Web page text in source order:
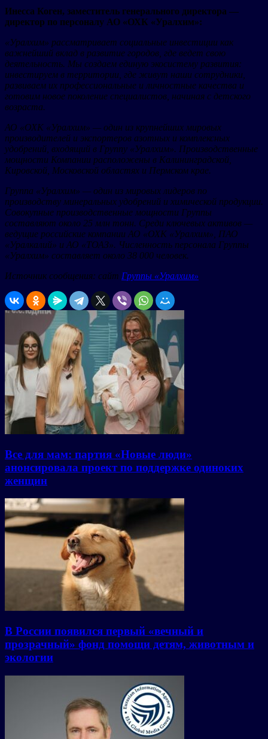
Инесса Коген, заместитель генерального директора —
директор по персоналу АО «ОХК «Уралхим»:
«Уралхим» рассматривает социальные инвестиции как
важнейший вклад в развитие городов, где ведет свою
деятельность. Мы создаем единую экосистему развития:
инвестируем в территории, где живут наши сотрудники,
развиваем их профессиональные и личностные качества и
готовим новое поколение специалистов, начиная с детского
возраста.
АО «ОХК «Уралхим» — один из крупнейших мировых
производителей и экспортеров азотных и комплексных
удобрений, входящий в Группу «Уралхим». Производственные
мощности Компании расположены в Калининградской,
Кировской, Московской областях и Пермском крае.
Группа «Уралхим» — один из мировых лидеров по
производству минеральных удобрений и химической продукции.
Совокупные производственные мощности Группы
составляют около 25 млн тонн. Среди ключевых активов —
ведущие российские компании АО «ОХК «Уралхим», ПАО
«Уралкалий» и АО «ТОАЗ». Численность персонала Группы
«Уралхим» составляет около 38 000 человек.
Источник сообщения: сайт Группы «Уралхим»
Все для мам: партия «Новые люди»
анонсировала проект по поддержке одиноких
женщин
В России появился первый «вечный и
прозрачный» фонд помощи детям, животным и
экологии